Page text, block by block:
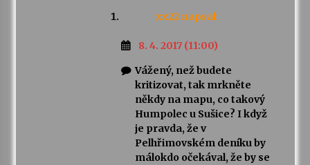
xx22 napsal:
8. 4. 2017 (11:00)
Vážený, než budete
kritizovat, tak mrkněte
někdy na mapu, co takový
Humpolec u Sušice? I když
je pravda, že v
Pelhřimovském deníku by
málokdo očekával, že by se